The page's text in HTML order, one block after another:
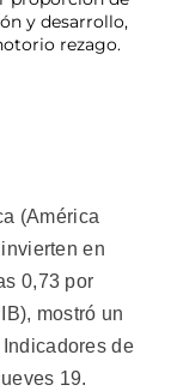
y desarrollo,
rezago.
(América
en
0,73 por
mostró un
de
19.